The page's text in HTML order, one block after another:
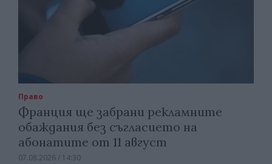
Право
Франция ще забрани рекламните
обаждания без съгласието на
абонатите от 11 август
07.08.2026 / 14:30